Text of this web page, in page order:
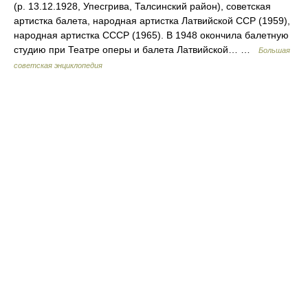
(р. 13.12.1928, Упесгрива, Талсинский район), советская
артистка балета, народная артистка Латвийской ССР (1959),
народная артистка СССР (1965). В 1948 окончила балетную
студию при Театре оперы и балета Латвийской… …
Большая
советская энциклопедия